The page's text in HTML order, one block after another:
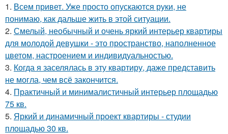
1. Всем привет. Уже просто опускаются руки, не
понимаю, как дальше жить в этой ситуации.
2. Смелый, необычный и очень яркий интерьер квартиры
для молодой девушки - это пространство, наполненное
цветом, настроением и индивидуальностью.
3. Когда я заселялась в эту квартиру, даже представить
не могла, чем всё закончится.
4. Практичный и минималистичный интерьер площадью
75 кв.
5. Яркий и динамичный проект квартиры - студии
площадью 30 кв.